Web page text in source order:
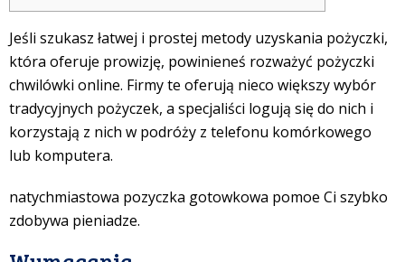
Jeśli szukasz łatwej i prostej metody uzyskania pożyczki,
która oferuje prowizję, powinieneś rozważyć pożyczki
chwilówki online. Firmy te oferują nieco większy wybór
tradycyjnych pożyczek, a specjaliści logują się do nich i
korzystają z nich w podróży z telefonu komórkowego
lub komputera.
natychmiastowa pozyczka gotowkowa pomoe Ci szybko
zdobywa pieniadze.